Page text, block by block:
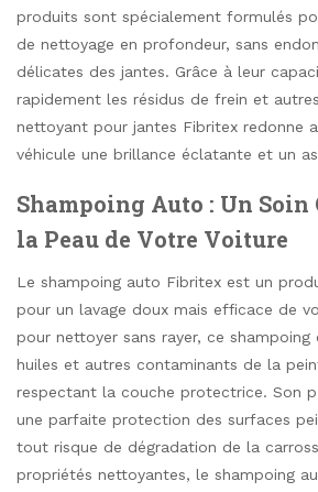
produits sont spécialement formulés
de nettoyage en profondeur, sans
délicates des jantes. Grâce à leur
rapidement les résidus de frein et
nettoyant pour jantes Fibritex redonne
véhicule une brillance éclatante et un
Shampoing Auto : Un Soin
la Peau de Votre Voiture
Le shampoing auto Fibritex est un
pour un lavage doux mais efficace de
pour nettoyer sans rayer, ce shampoing
huiles et autres contaminants de la
respectant la couche protectrice. Son
une parfaite protection des surfaces
tout risque de dégradation de la
propriétés nettoyantes, le shampoing